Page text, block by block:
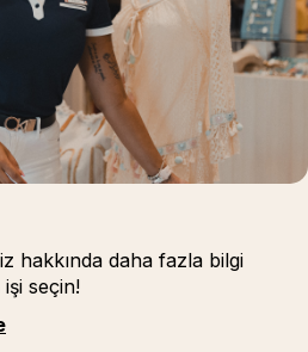
hakkında daha fazla bilgi
seçin!